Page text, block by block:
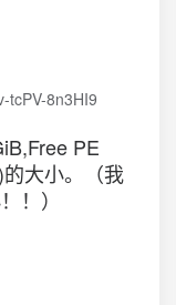
tcPV-8n3HI9
PE
大小。（我
！）